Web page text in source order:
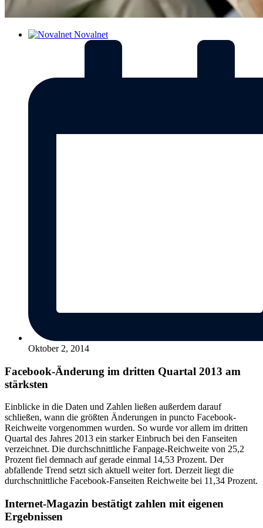
Novalnet
Oktober 2, 2014
Facebook-Änderung im dritten Quartal 2013 am
stärksten
Einblicke in die Daten und Zahlen ließen außerdem darauf
schließen, wann die größten Änderungen in puncto Facebook-
Reichweite vorgenommen wurden. So wurde vor allem im dritten
Quartal des Jahres 2013 ein starker Einbruch bei den Fanseiten
verzeichnet. Die durchschnittliche Fanpage-Reichweite von 25,2
Prozent fiel demnach auf gerade einmal 14,53 Prozent. Der
abfallende Trend setzt sich aktuell weiter fort. Derzeit liegt die
durchschnittliche Facebook-Fanseiten Reichweite bei 11,34 Prozent.
Internet-Magazin bestätigt zahlen mit eigenen
Ergebnissen